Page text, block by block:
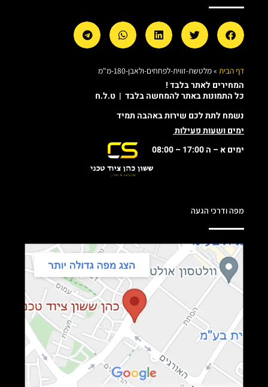
דף הבית »מלטשת-זווית-לפחחים-ולאבן-180-מ"מ
המחירים לאתר בלבד !
כל התמונות באתר להמחשה בלבד | ט.ל.ח
נשמח לתת לכם שירות באהבה תמיד
ימים ושעות פעילות
ימים א – ה 17:00 – 08:00
מפה ודרכי הגעה